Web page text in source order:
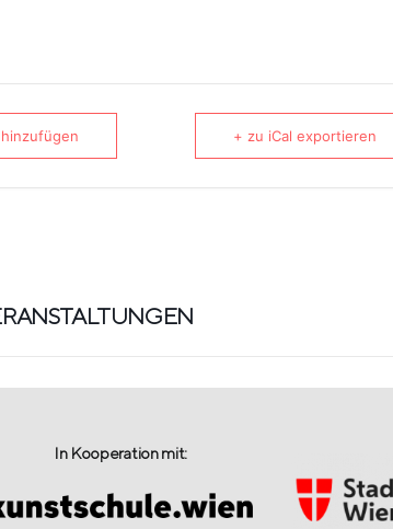
+ zu iCal exportieren
In Kooperation mit: